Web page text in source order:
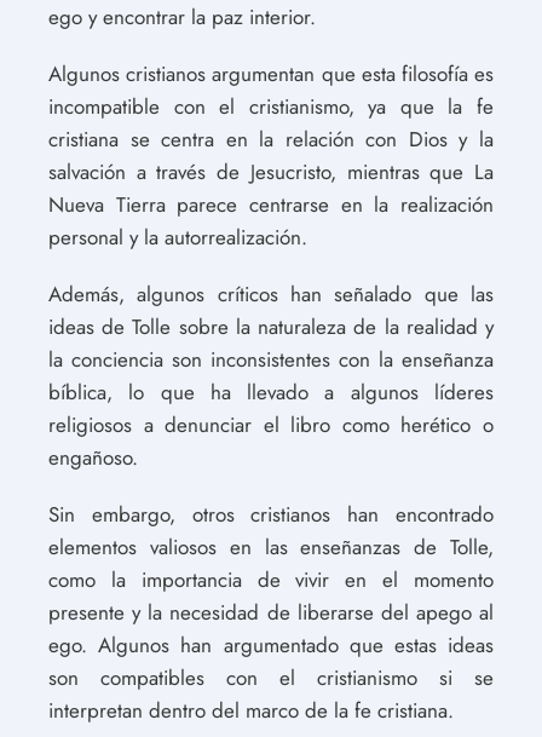
ego y encontrar la paz interior.
Algunos cristianos argumentan que esta filosofía es
incompatible con el cristianismo, ya que la fe
cristiana se centra en la relación con Dios y la
salvación a través de Jesucristo, mientras que La
Nueva Tierra parece centrarse en la realización
personal y la autorrealización.
Además, algunos críticos han señalado que las
ideas de Tolle sobre la naturaleza de la realidad y
la conciencia son inconsistentes con la enseñanza
bíblica, lo que ha llevado a algunos líderes
religiosos a denunciar el libro como herético o
engañoso.
Sin embargo, otros cristianos han encontrado
elementos valiosos en las enseñanzas de Tolle,
como la importancia de vivir en el momento
presente y la necesidad de liberarse del apego al
ego. Algunos han argumentado que estas ideas
son compatibles con el cristianismo si se
interpretan dentro del marco de la fe cristiana.